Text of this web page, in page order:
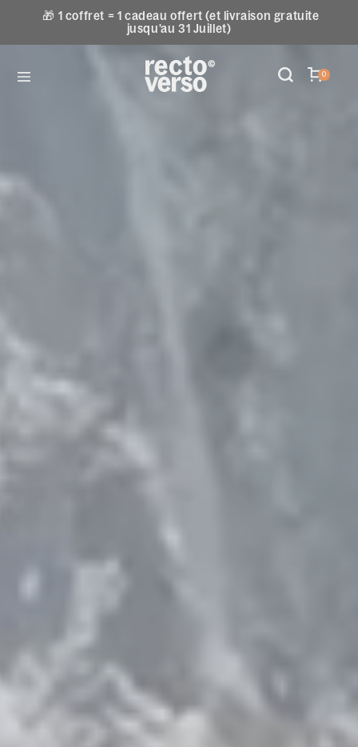
🎁 1 coffret = 1 cadeau offert (et livraison gratuite
jusqu'au 31 Juillet)
0